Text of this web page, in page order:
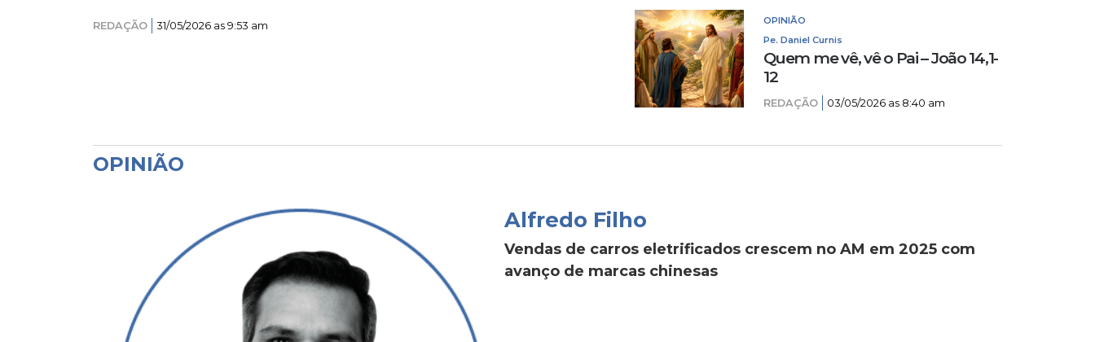
REDAÇÃO 31/05/2026 as 9:53 am
OPINIÃO
Pe. Daniel Curnis
Quem me vê, vê o Pai – João 14,1-
12
REDAÇÃO 03/05/2026 as 8:40 am
OPINIÃO
Alfredo Filho
Vendas de carros eletrificados crescem no AM em 2025 com
avanço de marcas chinesas